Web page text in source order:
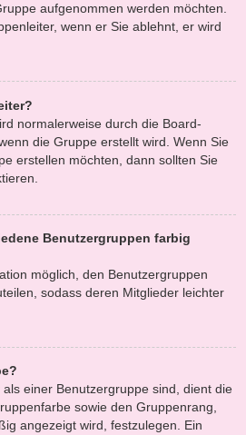
aufgenommen werden möchten.
wenn er Sie ablehnt, er wird
normalerweise durch die Board-
die Gruppe erstellt wird. Wenn Sie
erstellen möchten, dann sollten Sie
Benutzergruppen farbig
möglich, den Benutzergruppen
sodass deren Mitglieder leichter
einer Benutzergruppe sind, dient die
sowie den Gruppenrang,
angezeigt wird, festzulegen. Ein